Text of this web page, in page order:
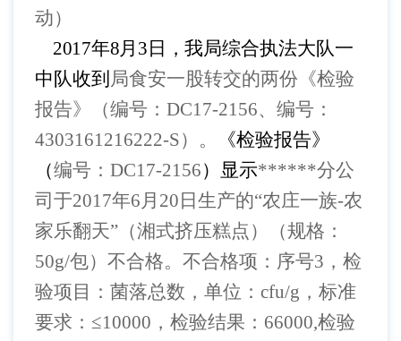
动）
2017年8月3日，我局综合执法大队一
中队收到 局食安一股转交的两份《检验
报告》（编号： DC17-2156、编号：
4303161216222-S）。
《检验报告》
（编号： DC17-2156）显示******分公
司于2017年6月20日生产的“农庄一族-农
家乐翻天”（湘式挤压糕点）（规格：
50g/包）不合格。 不合格项：序号3，检
验项目：菌落总数，单位：cfu/g，标准
要求：≤10000，检验结果：66000,检验